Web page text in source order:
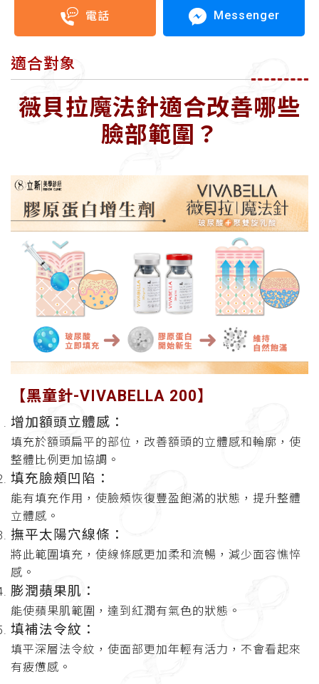
電話 Messenger
適合對象
薇貝拉魔法針適合改善哪些
臉部範圍 ？
【黑童針-VIVABELLA 200】
增加額頭立體感 ：
填充於額頭扁平的部位，改善額頭的立體感和輪廓，使
整體比例更加協調。
填充臉頰凹陷：
能有填充作用，使臉頰恢復豐盈飽滿的狀態，提升整體
立體感。
撫平太陽穴線條 ：
將此範圍填充，使線條感更加柔和流暢，減少面容憔悴
感。
膨潤蘋果肌：
能使蘋果肌範圍，達到紅潤有氣色的狀態。
填補法令紋：
填平深層法令紋，使面部更加年輕有活力，不會看起來
有疲憊感。